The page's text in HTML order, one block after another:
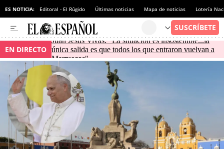
ES NOTICIA: Editoral - El Rúgido Últimas noticias Mapa de noticias Lotería
EN DIRECTO
Juan Jesús Vivas: "La situación es insostenible...la
única salida es que todos los que entraron vuelvan a
Marruecos"